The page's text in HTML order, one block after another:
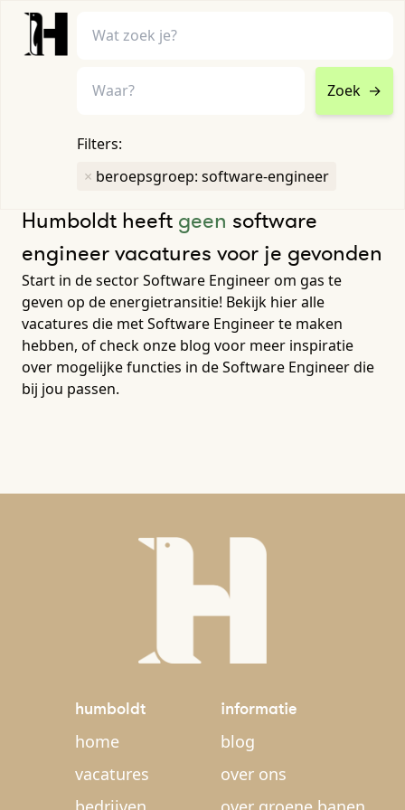
Zoek →
Filters:
× beroepsgroep: software-engineer
Humboldt heeft geen software
engineer vacatures voor je gevonden
Start in de sector Software Engineer om gas te
geven op de energietransitie! Bekijk hier alle
vacatures die met Software Engineer te maken
hebben, of check onze blog voor meer inspiratie
over mogelijke functies in de Software Engineer die
bij jou passen.
humboldt
home
vacatures
informatie
blog
over ons